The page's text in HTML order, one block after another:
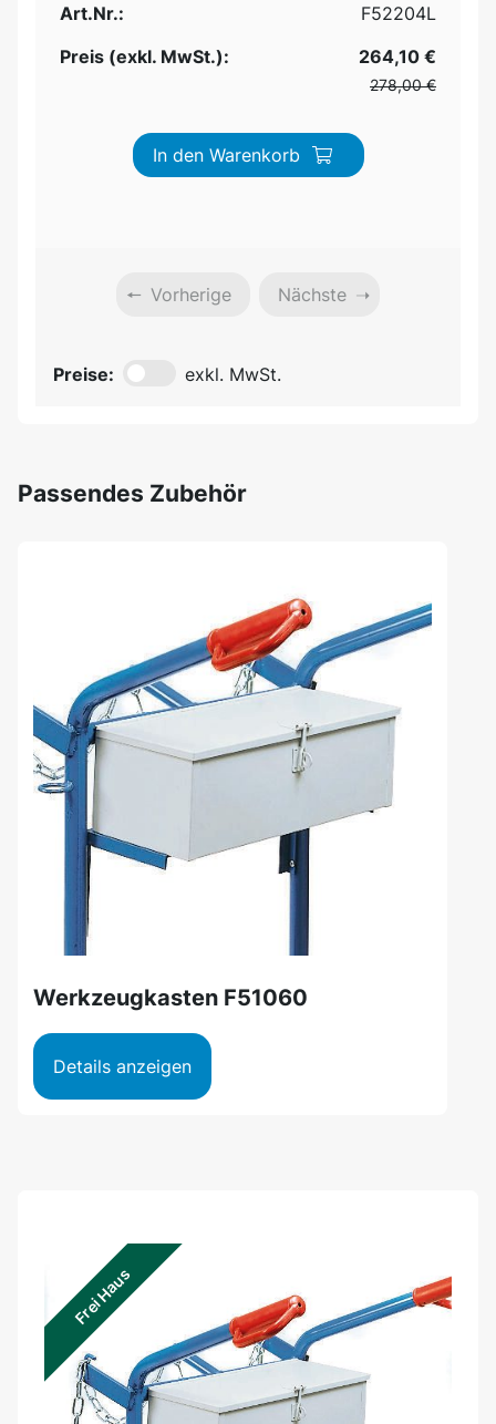
Art.Nr.:
F52204L
Preis (exkl. MwSt.):
264,10 €
278,00 €
In den Warenkorb
Vorherige Nächste
Preise: exkl. MwSt.
Passendes Zubehör
Werkzeugkasten F51060
Details anzeigen
Frei Haus